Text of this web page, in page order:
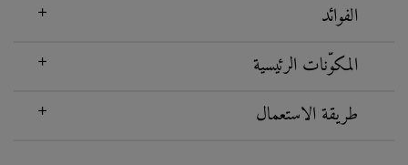
الفوائد
المكوّنات الرئيسية
طريقة الاستعمال